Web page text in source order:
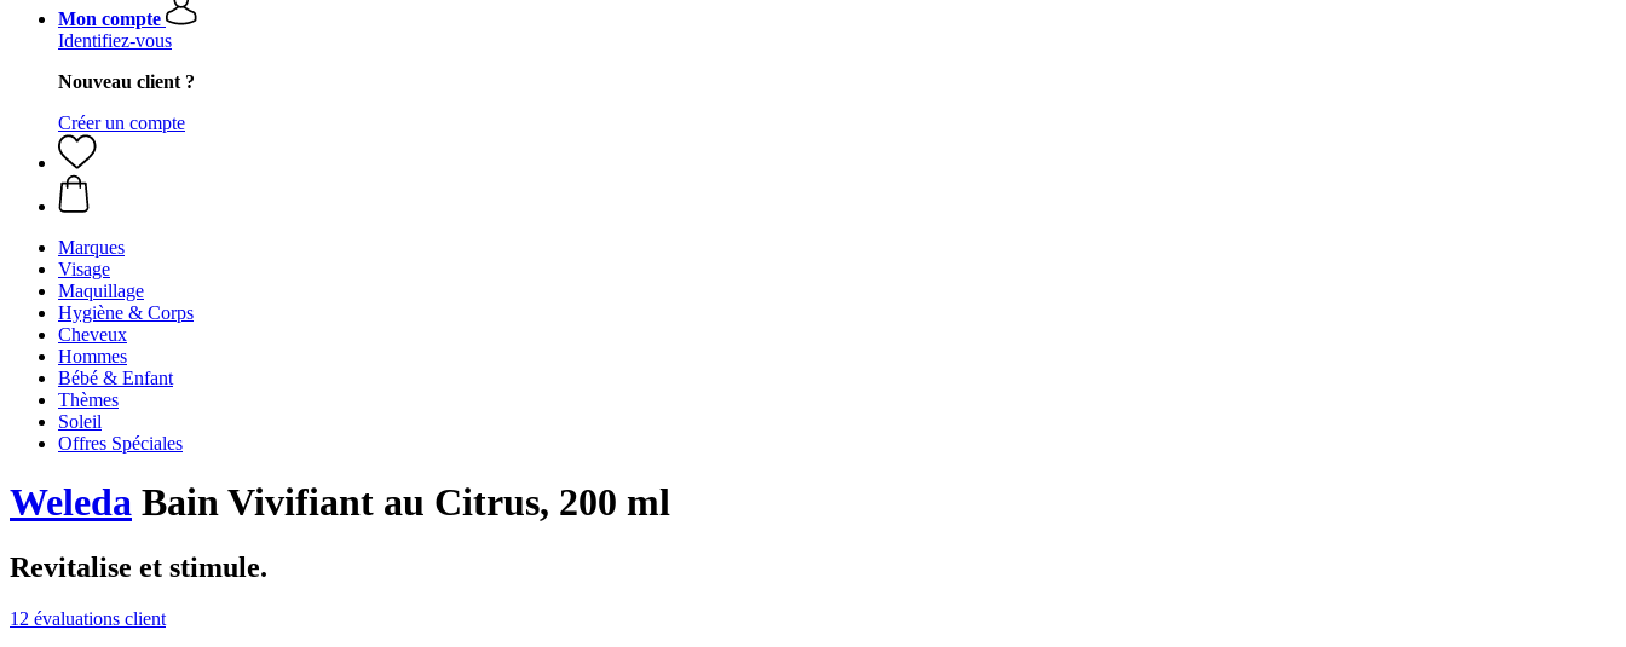
Mon compte
Identifiez-vous
Nouveau client ?
Créer un compte
Marques
Visage
Maquillage
Hygiène & Corps
Cheveux
Hommes
Bébé & Enfant
Thèmes
Soleil
Offres Spéciales
Weleda Bain Vivifiant au Citrus, 200 ml
Revitalise et stimule.
12 évaluations client